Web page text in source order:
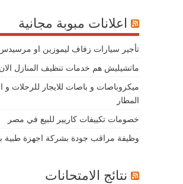
اعلانات مبوبة مجانية
تأجير سيارات زفاف ليموزين او
ماتشيليش هم خدمات تنظيف المنازل
ميكروباصات و باصات للايجار للرحلات و
المطار
خصومات تكييفات كاريير للبيع في مصر
وظيفة مراقب جودة بشركة اجهزة طبية
نتائج الامتحانات